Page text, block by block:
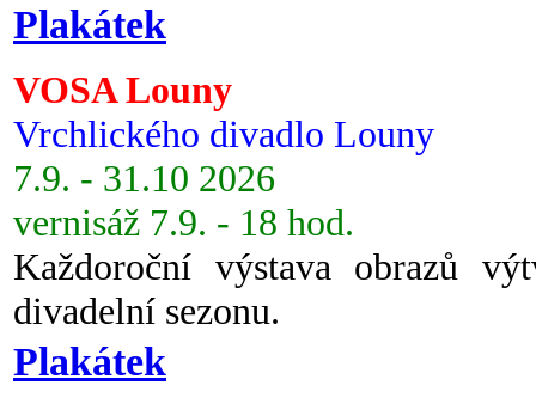
Plakátek
VOSA Louny
Vrchlického divadlo Louny
7.9. - 31.10 2026
vernisáž 7.9. - 18 hod.
Každoroční výstava obrazů
divadelní sezonu.
Plakátek